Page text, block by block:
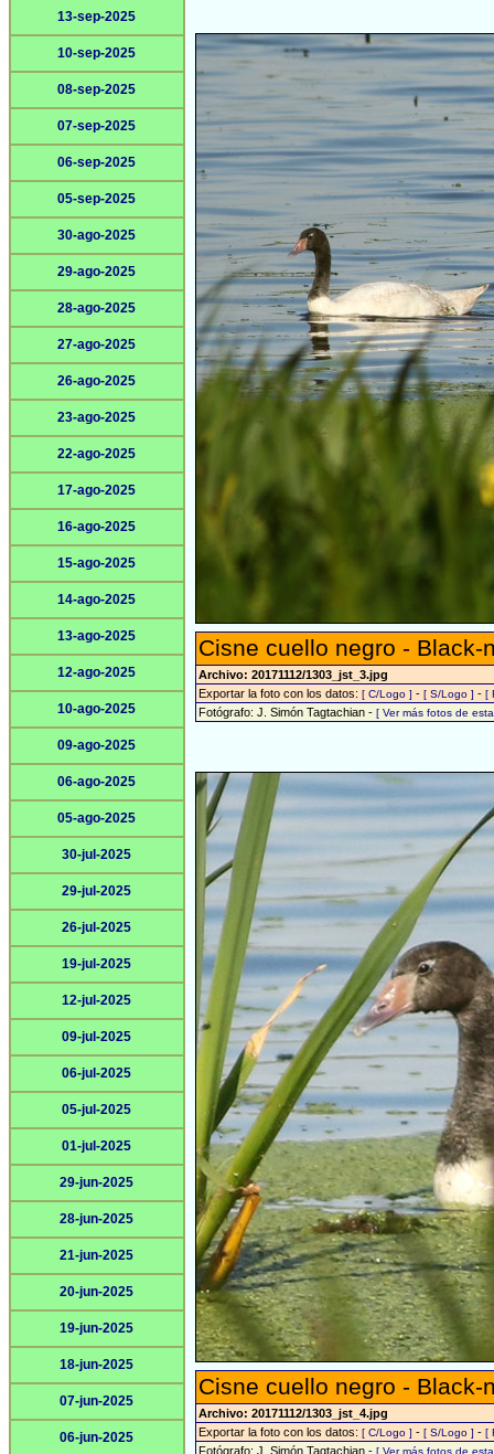
13-sep-2025
10-sep-2025
08-sep-2025
07-sep-2025
06-sep-2025
05-sep-2025
30-ago-2025
29-ago-2025
28-ago-2025
27-ago-2025
26-ago-2025
23-ago-2025
22-ago-2025
17-ago-2025
16-ago-2025
15-ago-2025
14-ago-2025
13-ago-2025
12-ago-2025
10-ago-2025
09-ago-2025
06-ago-2025
05-ago-2025
30-jul-2025
29-jul-2025
26-jul-2025
19-jul-2025
12-jul-2025
09-jul-2025
06-jul-2025
05-jul-2025
01-jul-2025
29-jun-2025
28-jun-2025
21-jun-2025
20-jun-2025
19-jun-2025
18-jun-2025
07-jun-2025
06-jun-2025
Cisne cuello negro -
Archivo: 20171112/1303_jst_3.jpg
Exportar la foto con los datos: [ C/Logo ] - [ S/Logo ] - [
Fotógrafo: J. Simón Tagtachian - [ Ver más fotos de
Cisne cuello negro -
Archivo: 20171112/1303_jst_4.jpg
Exportar la foto con los datos: [ C/Logo ] - [ S/Logo ] - [
Fotógrafo: J. Simón Tagtachian - [ Ver más fotos de